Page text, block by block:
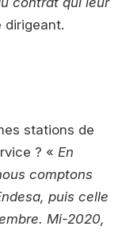
stations de
? « En
comptons
puis celle
Mi-2020,